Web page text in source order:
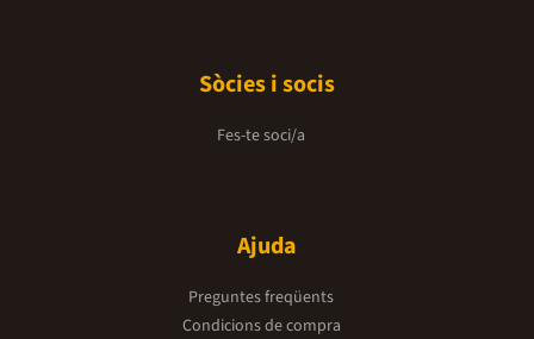
Sòcies i socis
Fes-te soci/a
Ajuda
Preguntes freqüents
Condicions de compra